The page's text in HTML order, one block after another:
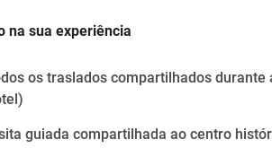
na sua experiência
os traslados compartilhados
guiada compartilhada ao centro